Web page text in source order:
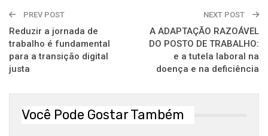
PREV POST
Reduzir a jornada de
trabalho é fundamental
para a transição digital
justa
NEXT POST
A ADAPTAÇÃO RAZOÁVEL
DO POSTO DE TRABALHO:
e a tutela laboral na
doença e na deficiência
Você Pode Gostar Também